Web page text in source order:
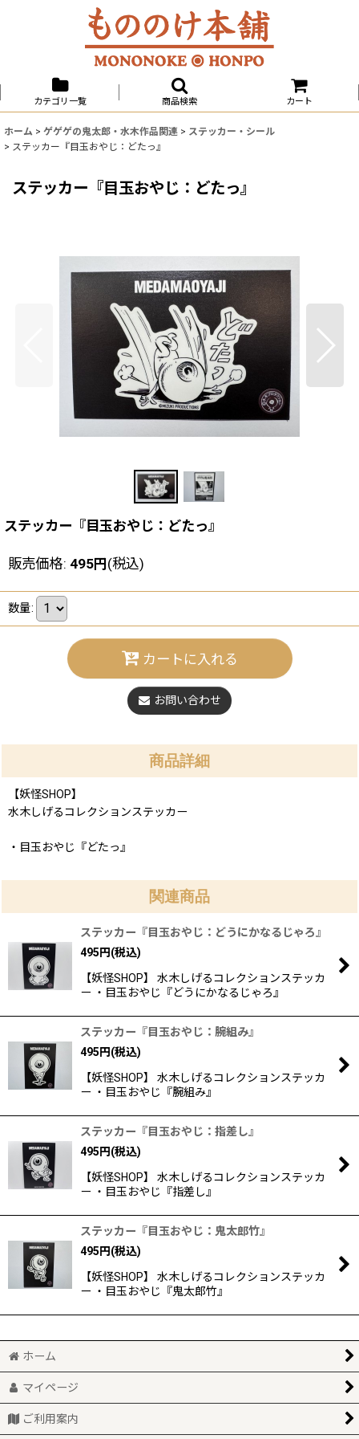
カテゴリ一覧 商品検索 カート
ホーム > ゲゲゲの鬼太郎・水木作品関連 > ステッカー・シール
> ステッカー『目玉おやじ：どたっ』
ステッカー『目玉おやじ：どたっ』
ステッカー『目玉おやじ：どたっ』
販売価格: 495円(税込)
数量:
カートに入れる
お問い合わせ
商品詳細
【妖怪SHOP】
水木しげるコレクションステッカー
・目玉おやじ『どたっ』
関連商品
ステッカー『目玉おやじ：どうにかなるじゃろ』
495円(税込)
【妖怪SHOP】 水木しげるコレクションステッカ
ー ・目玉おやじ『どうにかなるじゃろ』
ステッカー『目玉おやじ：腕組み』
495円(税込)
【妖怪SHOP】 水木しげるコレクションステッカ
ー ・目玉おやじ『腕組み』
ステッカー『目玉おやじ：指差し』
495円(税込)
【妖怪SHOP】 水木しげるコレクションステッカ
ー ・目玉おやじ『指差し』
ステッカー『目玉おやじ：鬼太郎竹』
495円(税込)
【妖怪SHOP】 水木しげるコレクションステッカ
ー ・目玉おやじ『鬼太郎竹』
ホーム
マイページ
ご利用案内